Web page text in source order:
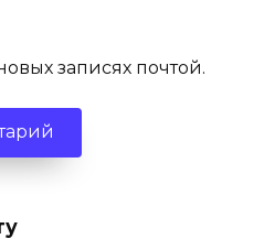
записях почтой.